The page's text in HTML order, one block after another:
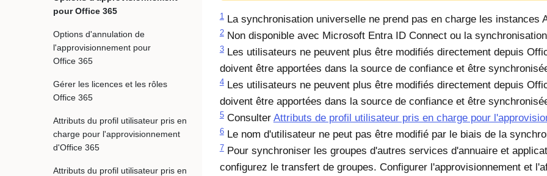
pour Office 365
Options d'annulation de
l'approvisionnement pour
Office 365
Gérer les licences et les rôles
Office 365
Attributs du profil utilisateur pris en
charge pour l'approvisionnement
d'Office 365
Attributs du profil utilisateur pris en
1La synchronisation universelle ne prend pas en charge les instances
2Non disponible avec Microsoft Entra ID Connect ou la
3Les utilisateurs ne peuvent plus être modifiés directement depuis
doivent être apportées dans la source de confiance et être
4Les utilisateurs ne peuvent plus être modifiés directement depuis
doivent être apportées dans la source de confiance et être
5Consulter Attributs de profil utilisateur pris en charge pour
6Le nom d'utilisateur ne peut pas être modifié par le biais de la
7Pour synchroniser les groupes d'autres services d'annuaire et
configurez le transfert de groupes. Configurer l'approvisionnement et